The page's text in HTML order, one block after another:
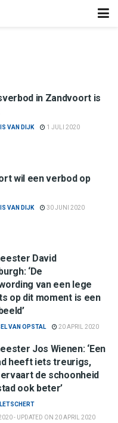
in Zandvoort is
VAN DIJK 1 JULI 2020
wil een verbod op
VAN DIJK 30 JUNI 2020
David
‘De
van een lege
op dit moment is een
VAN OPSTAL 20 APRIL 2020
Jos Wienen: ‘Een
heeft iets treurigs,
de schoonheid
ook beter’
- UPDATED ON 20 APRIL 2020